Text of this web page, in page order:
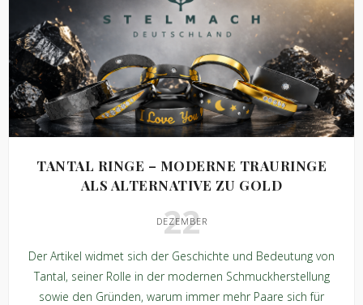
TANTAL RINGE – MODERNE TRAURINGE
ALS ALTERNATIVE ZU GOLD
22
DEZEMBER
Der Artikel widmet sich der Geschichte und Bedeutung von
Tantal, seiner Rolle in der modernen Schmuckherstellung
sowie den Gründen, warum immer mehr Paare sich für